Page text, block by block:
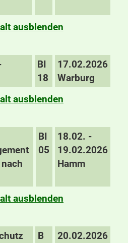
ausblenden
BI
18
17.02.2026
Warburg
ausblenden
BI
05
18.02. -
19.02.2026
Hamm
ausblenden
B
20.02.2026